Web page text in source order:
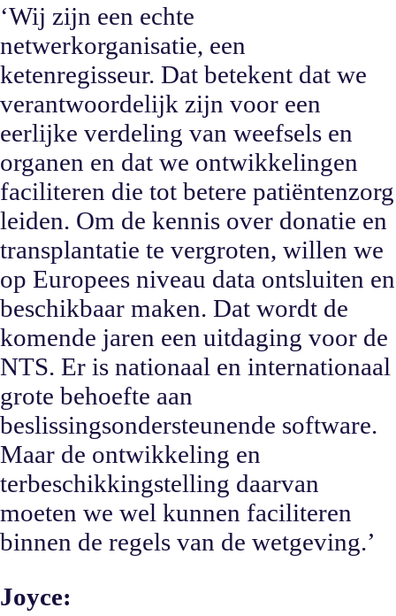
‘Wij zijn een echte
netwerkorganisatie, een
ketenregisseur. Dat betekent dat we
verantwoordelijk zijn voor een
eerlijke verdeling van weefsels en
organen en dat we ontwikkelingen
faciliteren die tot betere patiëntenzorg
leiden. Om de kennis over donatie en
transplantatie te vergroten, willen we
op Europees niveau data ontsluiten en
beschikbaar maken. Dat wordt de
komende jaren een uitdaging voor de
NTS. Er is nationaal en internationaal
grote behoefte aan
beslissingsondersteunende software.
Maar de ontwikkeling en
terbeschikkingstelling daarvan
moeten we wel kunnen faciliteren
binnen de regels van de wetgeving.’
Joyce: